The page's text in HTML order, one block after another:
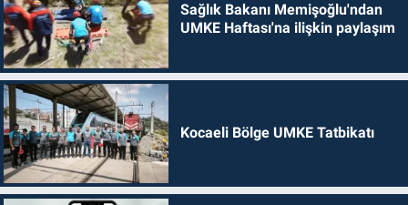
Sağlık Bakanı Memişoğlu'ndan
UMKE Haftası'na ilişkin paylaşım
Kocaeli Bölge UMKE Tatbikatı